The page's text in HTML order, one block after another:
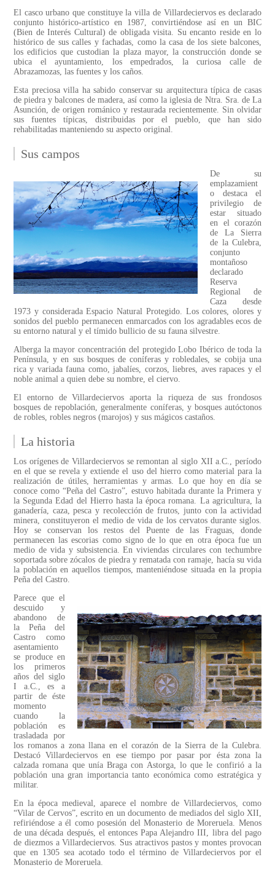
El casco urbano que constituye la villa de Villardeciervos es declarado
conjunto histórico-artístico en 1987, convirtiéndose así en un BIC
(Bien de Interés Cultural) de obligada visita. Su encanto reside en lo
histórico de sus calles y fachadas, como la casa de los siete balcones,
los edificios que custodian la plaza mayor, la construcción donde se
ubica el ayuntamiento, los empedrados, la curiosa calle de
Abrazamozas, las fuentes y los caños.
Esta preciosa villa ha sabido conservar su arquitectura típica de casas
de piedra y balcones de madera, así como la iglesia de Ntra. Sra. de La
Asunción, de origen románico y restaurada recientemente. Sin olvidar
sus fuentes típicas, distribuidas por el pueblo, que han sido
rehabilitadas manteniendo su aspecto original.
Sus campos
De su
emplazamient
o destaca el
privilegio de
estar situado
en el corazón
de La Sierra
de la Culebra,
conjunto
montañoso
declarado
Reserva
Regional de
Caza desde
1973 y considerada Espacio Natural Protegido. Los colores, olores y
sonidos del pueblo permanecen enmarcados con los agradables ecos de
su entorno natural y el tímido bullicio de su fauna silvestre.
Alberga la mayor concentración del protegido Lobo Ibérico de toda la
Península, y en sus bosques de coníferas y robledales, se cobija una
rica y variada fauna como, jabalíes, corzos, liebres, aves rapaces y el
noble animal a quien debe su nombre, el ciervo.
El entorno de Villardeciervos aporta la riqueza de sus frondosos
bosques de repoblación, generalmente coníferas, y bosques autóctonos
de robles, robles negros (marojos) y sus mágicos castaños.
La historia
Los orígenes de Villardeciervos se remontan al siglo XII a.C., período
en el que se revela y extiende el uso del hierro como material para la
realización de útiles, herramientas y armas. Lo que hoy en día se
conoce como “Peña del Castro”, estuvo habitada durante la Primera y
la Segunda Edad del Hierro hasta la época romana. La agricultura, la
ganadería, caza, pesca y recolección de frutos, junto con la actividad
minera, constituyeron el medio de vida de los cervatos durante siglos.
Hoy se conservan los restos del Puente de las Fraguas, donde
permanecen las escorias como signo de lo que en otra época fue un
medio de vida y subsistencia. En viviendas circulares con techumbre
soportada sobre zócalos de piedra y rematada con ramaje, hacía su vida
la población en aquellos tiempos, manteniéndose situada en la propia
Peña del Castro.
Parece que el
descuido y
abandono de
la Peña del
Castro como
asentamiento
se produce en
los primeros
años del siglo
I a.C., es a
partir de éste
momento
cuando la
población es
trasladada por
los romanos a zona llana en el corazón de la Sierra de la Culebra.
Destacó Villardeciervos en ese tiempo por pasar por ésta zona la
calzada romana que unía Braga con Astorga, lo que le confirió a la
población una gran importancia tanto económica como estratégica y
militar.
En la época medieval, aparece el nombre de Villardeciervos, como
“Vilar de Cervos”, escrito en un documento de mediados del siglo XII,
refiriéndose a él como posesión del Monasterio de Moreruela. Menos
de una década después, el entonces Papa Alejandro III, libra del pago
de diezmos a Villardeciervos. Sus atractivos pastos y montes provocan
que en 1305 sea acotado todo el término de Villardeciervos por el
Monasterio de Moreruela.